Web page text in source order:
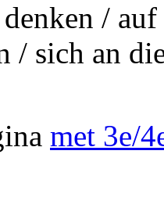
/
/ sich an
met 3e/